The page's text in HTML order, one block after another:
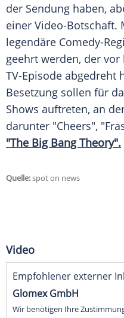
der Sendung haben,
einer Video-Botschaft.
legendäre Comedy-
geehrt werden, der
TV-Episode abgedreht
Besetzung sollen für
Shows auftreten, an
darunter "Cheers",
"The Big Bang Theory".
Quelle:spot on news
Video
Empfohlener externer
Glomex GmbH
Wir benötigen Ihre